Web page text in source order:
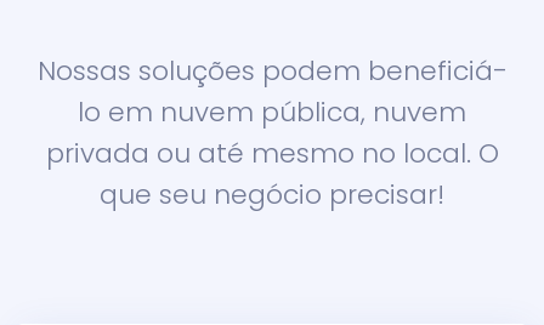
Nossas soluções podem beneficiá-
lo em nuvem pública, nuvem
privada ou até mesmo no local. O
que seu negócio precisar!